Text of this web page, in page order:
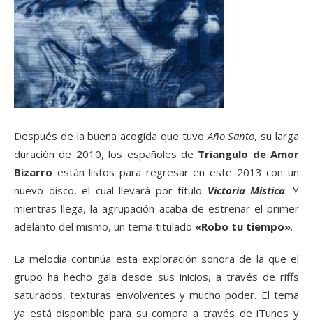
Después de la buena acogida que tuvoAño Santo, su larga
duración de 2010, los españoles de Triangulo de Amor
Bizarro están listos para regresar en este 2013 con un
nuevo disco, el cual llevará por título Victoria Mística. Y
mientras llega, la agrupación acaba de estrenar el primer
adelanto del mismo, un tema titulado «Robo tu tiempo».
La melodía continúa esta exploración sonora de la que el
grupo ha hecho gala desde sus inicios, a través de riffs
saturados, texturas envolventes y mucho poder. El tema
ya está disponible para su compra a través de iTunes y